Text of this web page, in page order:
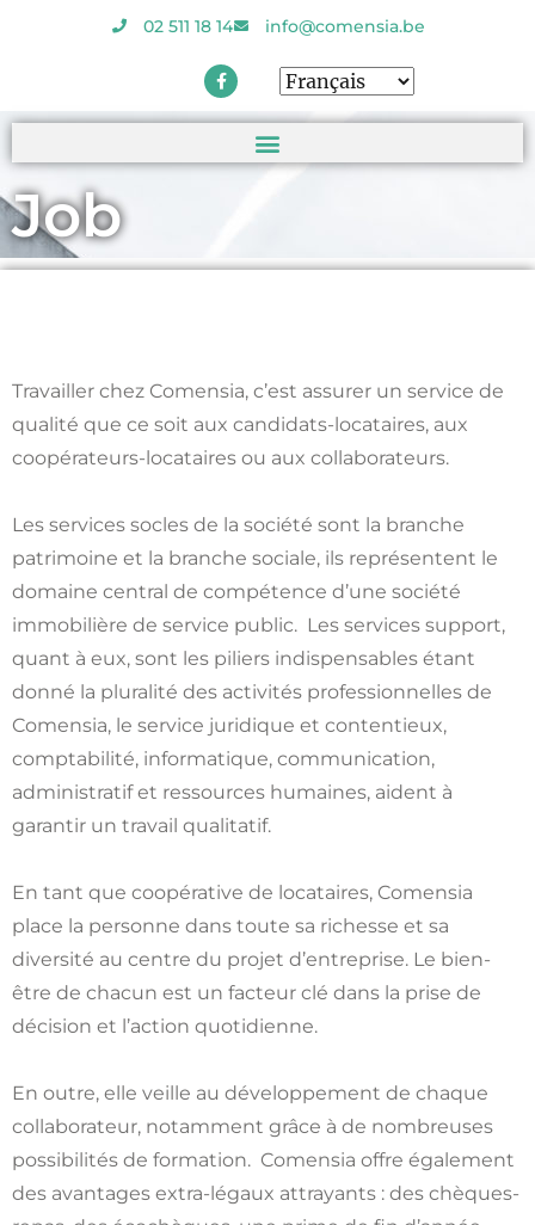
02 511 18 14 info@comensia.be
Job
Travailler chez Comensia, c’est assurer un service de
qualité que ce soit aux candidats-locataires, aux
coopérateurs-locataires ou aux collaborateurs.
Les services socles de la société sont la branche
patrimoine et la branche sociale, ils représentent le
domaine central de compétence d’une société
immobilière de service public. Les services support,
quant à eux, sont les piliers indispensables étant
donné la pluralité des activités professionnelles de
Comensia, le service juridique et contentieux,
comptabilité, informatique, communication,
administratif et ressources humaines, aident à
garantir un travail qualitatif.
En tant que coopérative de locataires, Comensia
place la personne dans toute sa richesse et sa
diversité au centre du projet d’entreprise. Le bien-
être de chacun est un facteur clé dans la prise de
décision et l’action quotidienne.
En outre, elle veille au développement de chaque
collaborateur, notamment grâce à de nombreuses
possibilités de formation. Comensia offre également
des avantages extra-légaux attrayants : des chèques-